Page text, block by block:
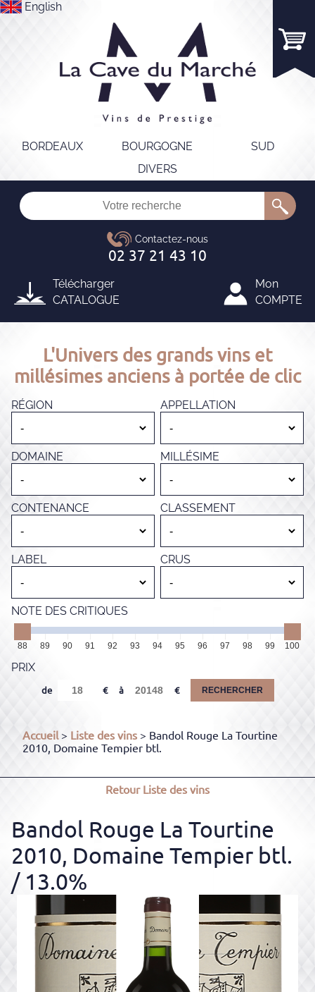
English
BORDEAUX BOURGOGNE
SUD
DIVERS
Télécharger
CATALOGUE
Mon
COMPTE
L'Univers des grands vins et
millésimes anciens à portée de clic
RÉGION APPELLATION
DOMAINE MILLÉSIME
CONTENANCE CLASSEMENT
LABEL CRUS
NOTE DES CRITIQUES
88 89 90 91 92 93 94 95 96 97 98 99 100
PRIX
de à RECHERCHER
Accueil> Liste des vins > Bandol Rouge La Tourtine
2010, Domaine Tempier btl.
RetourListe des vins
Bandol Rouge La Tourtine
2010, Domaine Tempier btl.
/ 13.0%